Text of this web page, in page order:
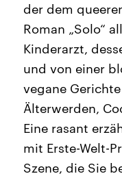
der dem
Roman „Solo“
Kinderarzt,
und von einer
vegane
Älterwerden,
Eine rasant
mit Erste-Welt-
Szene, die Sie